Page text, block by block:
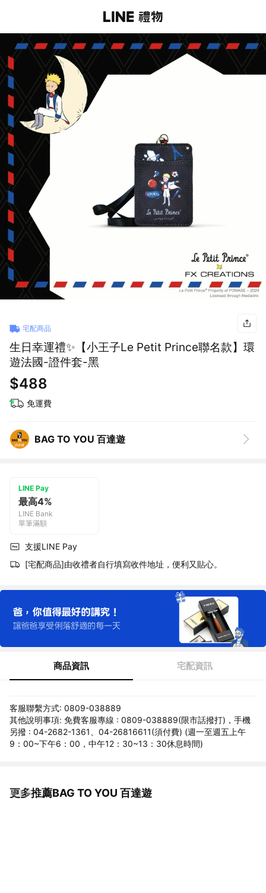
宅配商品
生日幸運禮✨【小王子Le Petit Prince聯名款】環
遊法國-證件套-黑
$488
免運費
BAG TO YOU 百達遊
LINE Pay
最高4%
LINE Bank
單筆滿額
支援LINE Pay
[宅配商品]由收禮者自行填寫收件地址，便利又貼心。
商品資訊 宅配資訊
客服聯繫方式: 0809-038889
其他說明事項: 免費客服專線 : 0809-038889(限市話撥打)，手機
另撥 : 04-2682-1361、04-26816611(須付費) (週一至週五上午
9：00~下午6：00，中午12：30~13：30休息時間)
更多推薦BAG TO YOU 百達遊
看更多